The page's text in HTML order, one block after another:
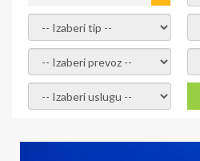
- izaberi tip -
- izaberi prevoz -
- Izaberite uslugu -